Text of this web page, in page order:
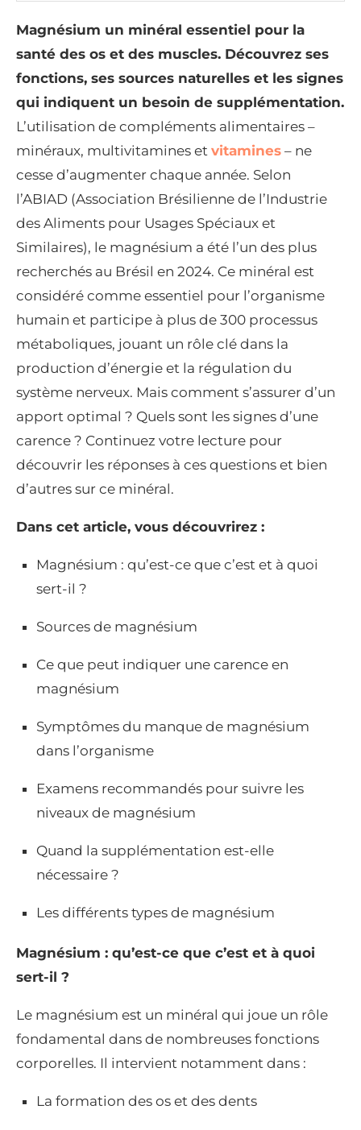
Magnésium un minéral essentiel pour la
santé des os et des muscles. Découvrez ses
fonctions, ses sources naturelles et les signes
qui indiquent un besoin de supplémentation.
L’utilisation de compléments alimentaires –
minéraux, multivitamines et vitamines – ne
cesse d’augmenter chaque année. Selon
l’ABIAD (Association Brésilienne de l’Industrie
des Aliments pour Usages Spéciaux et
Similaires), le magnésium a été l’un des plus
recherchés au Brésil en 2024. Ce minéral est
considéré comme essentiel pour l’organisme
humain et participe à plus de 300 processus
métaboliques, jouant un rôle clé dans la
production d’énergie et la régulation du
système nerveux. Mais comment s’assurer d’un
apport optimal ? Quels sont les signes d’une
carence ? Continuez votre lecture pour
découvrir les réponses à ces questions et bien
d’autres sur ce minéral.
Dans cet article, vous découvrirez :
Magnésium : qu’est-ce que c’est et à quoi
sert-il ?
Sources de magnésium
Ce que peut indiquer une carence en
magnésium
Symptômes du manque de magnésium
dans l’organisme
Examens recommandés pour suivre les
niveaux de magnésium
Quand la supplémentation est-elle
nécessaire ?
Les différents types de magnésium
Magnésium : qu’est-ce que c’est et à quoi
sert-il ?
Le magnésium est un minéral qui joue un rôle
fondamental dans de nombreuses fonctions
corporelles. Il intervient notamment dans :
La formation des os et des dents